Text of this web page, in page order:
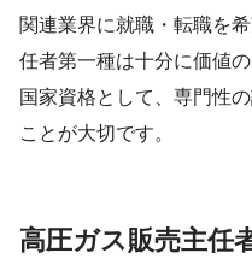
関連業界に就職・転職を
任者第一種は十分に価値
国家資格として、専門性
ことが大切です。
高圧ガス販売主任